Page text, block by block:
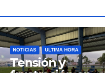
NOTICIAS ULTIMA HORA
Tensión y